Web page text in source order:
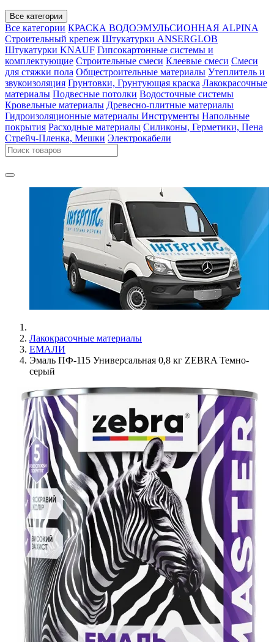
Все категории
Все категории КРАСКА ВОДОЭМУЛЬСИОННАЯ ALPINA
Строительный крепеж Штукатурки ANSERGLOB
Штукатурки KNAUF Гипсокартонные системы и
комплектующие Строительные смеси Клеевые смеси Смеси
для стяжки пола Общестроительные материалы Утеплитель и
звукоизоляция Грунтовки, Грунтующая краска Лакокрасочные
материалы Подвесные потолки Водосточные системы
Кровельные материалы Древесно-плитные материалы
Гидроизоляционные материалы Инструменты Напольные
покрытия Расходные материалы Силиконы, Герметики, Пена
Стрейч-Пленка, Мешки Электрокабели
Лакокрасочные материалы
ЕМАЛИ
Эмаль ПФ-115 Универсальная 0,8 кг ZEBRA Темно-
серый